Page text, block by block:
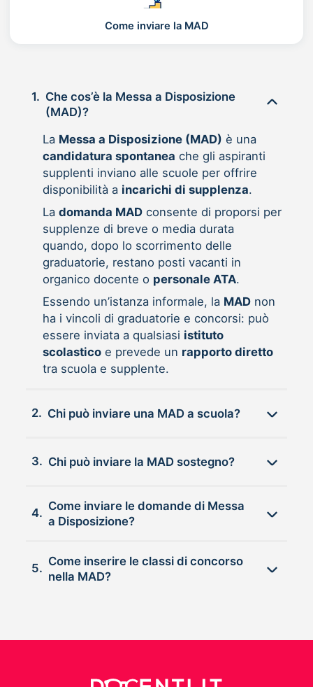
Come inviare la MAD
1. Che cos’è la Messa a Disposizione
(MAD)?
La Messa a Disposizione (MAD) è una
candidatura spontanea che gli aspiranti
supplenti inviano alle scuole per offrire
disponibilità a incarichi di supplenza.
La domanda MADconsente di proporsi per
supplenze di breve o media durata
quando, dopo lo scorrimento delle
graduatorie, restano posti vacanti in
organico docente o personale ATA.
Essendo un’istanza informale, la MADnon
ha i vincoli di graduatorie e concorsi: può
essere inviata a qualsiasi istituto
scolasticoe prevede un rapporto diretto
tra scuola e supplente.
2. Chi può inviare una MAD a scuola?
3. Chi può inviare la MAD sostegno?
4.
Come inviare le domande di Messa
a Disposizione?
5.
Come inserire le classi di concorso
nella MAD?